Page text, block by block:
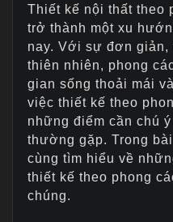
Thiết kế nội thất theo
trở thành một xu
nay. Với sự đơn
thiên nhiên, phong
gian sống thoải mái
việc thiết kế theo
những điểm cần chú
thường gặp. Trong
cùng tìm hiểu về
thiết kế theo phong
chúng.